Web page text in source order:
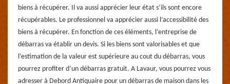
biens à récupérer. Il va aussi apprécier leur état s’ils sont encore
récupérables. Le professionnel va apprécier aussi l’accessibilité des
biens à récupérer. En fonction de ces éléments, l’entreprise de
débarras va établir un devis. Si les biens sont valorisables et que
l’estimation de la valeur est supérieure au cout du débarras, vous
pourrez profiter d’un débarras gratuit. A Lavaur, vous pourrez vous
adresser à Debord Antiquaire pour un débarras de maison dans les